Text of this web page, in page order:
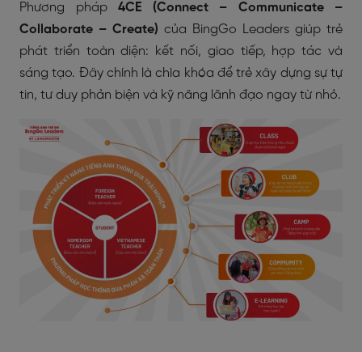
Phương pháp 4CE (Connect – Communicate –
Collaborate – Create) của BingGo Leaders giúp trẻ
phát triển toàn diện: kết nối, giao tiếp, hợp tác và
sáng tạo. Đây chính là chìa khóa để trẻ xây dựng sự tự
tin, tư duy phản biện và kỹ năng lãnh đạo ngay từ nhỏ.